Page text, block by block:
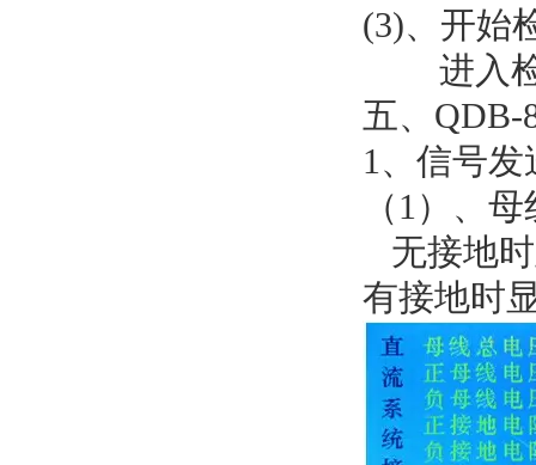
(3)、开始
进入检
五、QDB-
1、信号发
（1）、
无接地
有接地时